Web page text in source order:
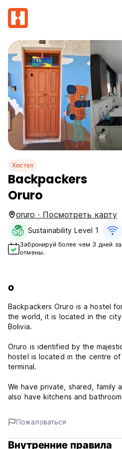
Хостел
Backpackers
Oruro
oruro · Посмотреть карту
Sustainability Level 1
Забронируй более чем 3 дней
отмены.
о
Backpackers Oruro is a hostel
the world, it is located in the
Bolivia.
Oruro is identified by the
hostel is located in the centre
terminal.
We have private, shared, family
also have kitchens and
winter. We are implementing a
Backpackers Oruro Policy and
Пожаловаться
Внутренние правила